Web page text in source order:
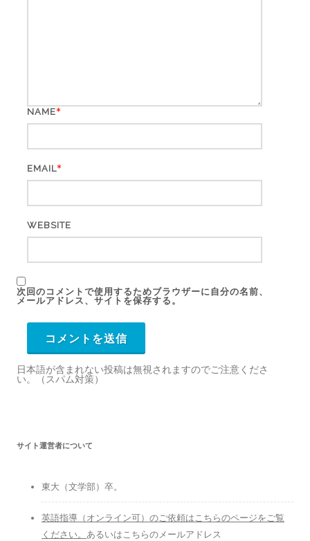
NAME*
EMAIL*
WEBSITE
次回のコメントで使用するためブラウザーに自分の名前、
メールアドレス、サイトを保存する。
日本語が含まれない投稿は無視されますのでご注意くださ
い。（スパム対策）
サイト運営者について
東大（文学部）卒。
英語指導（オンライン可）のご依頼はこちらのページをご覧
ください。 あるいはこちらのメールアドレス